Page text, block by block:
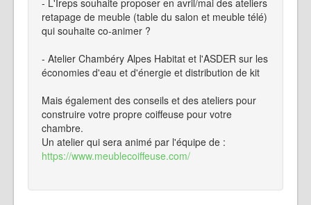
- L'Ireps souhaite proposer en avril/mai des ateliers
retapage de meuble (table du salon et meuble télé)
qui souhaite co-animer ?
- Atelier Chambéry Alpes Habitat et l'ASDER sur les
économies d'eau et d'énergie et distribution de kit
Mais également des conseils et des ateliers pour
construire votre propre coiffeuse pour votre
chambre.
Un atelier qui sera animé par l'équipe de :
https://www.meublecoiffeuse.com/